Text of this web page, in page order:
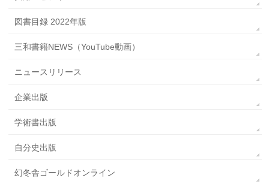
図書目録 2022年版
三和書籍NEWS（YouTube動画）
ニュースリリース
企業出版
学術書出版
自分史出版
幻冬舎ゴールドオンライン